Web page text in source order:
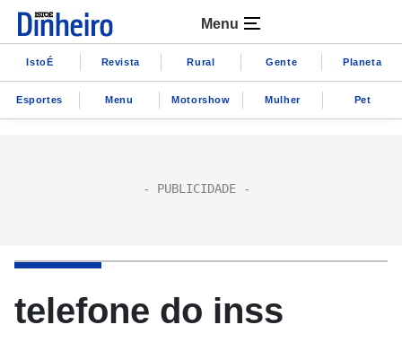
Menu
IstoÉ Revista Rural Gente Planeta
Esportes Menu Motorshow Mulher Pet
telefone do inss